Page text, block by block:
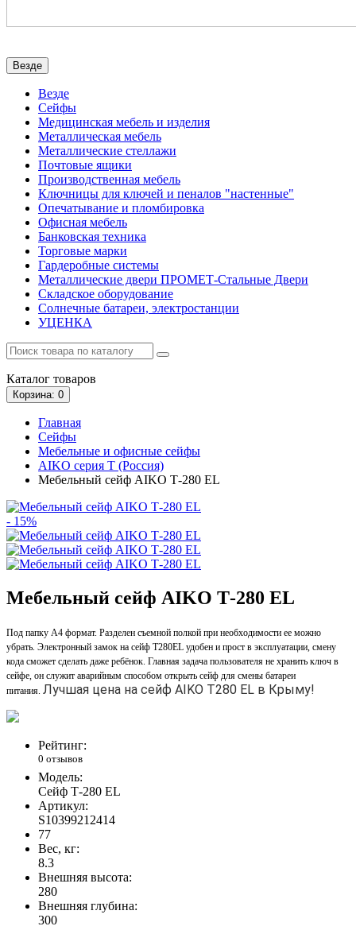
Везде
Везде
Сейфы
Медицинская мебель и изделия
Металлическая мебель
Металлические стеллажи
Почтовые ящики
Производственная мебель
Ключницы для ключей и пеналов "настенные"
Опечатывание и пломбировка
Офисная мебель
Банковская техника
Торговые марки
Гардеробные системы
Металлические двери ПРОМЕТ-Стальные Двери
Складское оборудование
Солнечные батареи, электростанции
УЦЕНКА
Каталог товаров
Корзина: 0
Главная
Сейфы
Мебельные и офисные сейфы
AIKO серия Т (Россия)
Мебельный сейф AIKO Т-280 EL
- 15%
Мебельный сейф AIKO Т-280 EL
Под папку А4 формат. Разделен съемной полкой при необходимости ее можно
убрать. Электронный замок на сейф Т280EL удобен и прост в эксплуатации, смену
кода сможет сделать даже ребёнок. Главная задача пользователя не хранить ключ в
сейфе, он служит аварийным способом открыть сейф для смены батареи
питания. Лучшая цена на сейф AIKO Т280 EL в Крыму!
Рейтинг:
0 отзывов
Модель:
Сейф Т-280 EL
Артикул:
S10399212414
77
Вес, кг:
8.3
Внешняя высота:
280
Внешняя глубина:
300